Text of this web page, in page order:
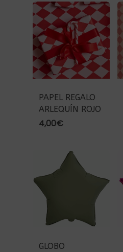
PAPEL REGALO
ARLEQUÍN ROJO
4,00€
GLOBO